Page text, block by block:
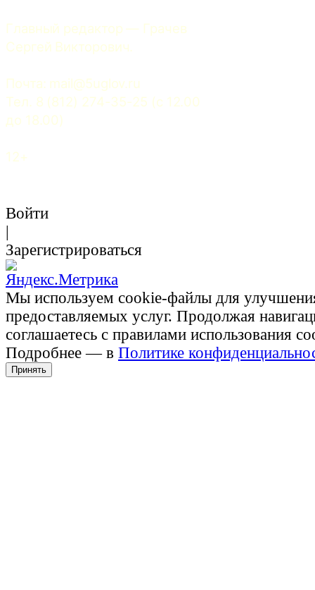
Главный редактор — Грачев
Сергей Викторович.
Почта: mail@5uglov.ru
Тел. 8 (812) 274-35-25 (c 12.00
до 18.00)
12+
Войти
|
Зарегистрироваться
Мы используем cookie-файлы для
предоставляемых услуг. Продолжая
соглашаетесь с правилами использования
Подробнее — в Политике
Принять